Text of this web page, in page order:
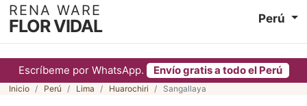
Escríbeme por WhatsApp. Envío gratis a todo el Perú
RENA WARE
FLOR VIDAL Perú
Inicio Perú Lima Huarochiri Sangallaya